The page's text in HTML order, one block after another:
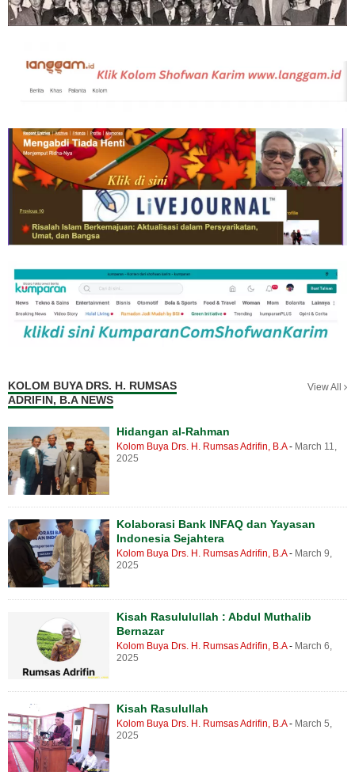
KOLOM BUYA DRS. H. RUMSAS
ADRIFIN, B.A NEWS
View All
Hidangan al-Rahman
Kolom Buya Drs. H. Rumsas Adrifin, B.A- March 11,
2025
Kolaborasi Bank INFAQ dan Yayasan
Indonesia Sejahtera
Kolom Buya Drs. H. Rumsas Adrifin, B.A- March 9,
2025
Kisah Rasululullah : Abdul Muthalib
Bernazar
Kolom Buya Drs. H. Rumsas Adrifin, B.A- March 6,
2025
Kisah Rasulullah
Kolom Buya Drs. H. Rumsas Adrifin, B.A- March 5,
2025